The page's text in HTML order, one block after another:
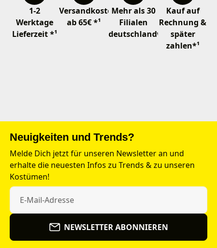
1-2
Werktage
Lieferzeit *¹
Versandkostenfrei
ab 65€ *¹
Mehr als 30
Filialen
deutschlandweit
Kauf auf
Rechnung &
später
zahlen*¹
Neuigkeiten und Trends?
Melde Dich jetzt für unseren Newsletter an und
erhalte die neuesten Infos zu Trends & zu unseren
Kostümen!
NEWSLETTER ABONNIEREN